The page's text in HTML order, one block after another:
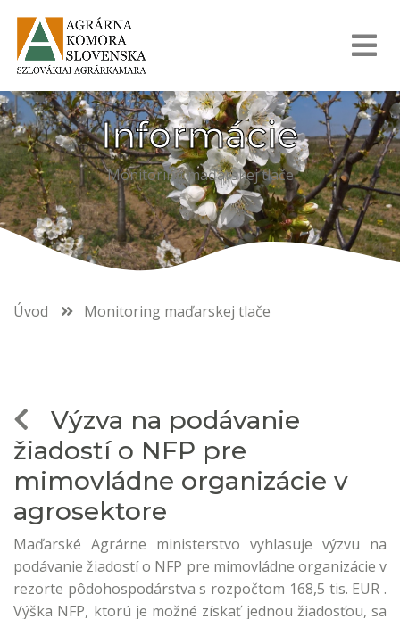
Informácie
Monitoring maďarskej tlače
Úvod Monitoring maďarskej tlače
Výzva na podávanie
žiadostí o NFP pre
mimovládne organizácie v
agrosektore
Maďarské Agrárne ministerstvo vyhlasuje výzvu na
podávanie žiadostí o NFP pre mimovládne organizácie v
rezorte pôdohospodárstva s rozpočtom 168,5 tis. EUR .
Výška NFP, ktorú je možné získať jednou žiadosťou, sa